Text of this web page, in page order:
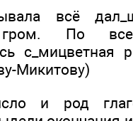
всё
гром. По
с_мицветная
Микитову)
и род